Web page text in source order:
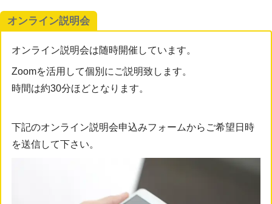
オンライン説明会
オンライン説明会は随時開催しています。
Zoomを活用して個別にご説明致します。
時間は約30分ほどとなります。
下記のオンライン説明会申込みフォームからご希望日時
を送信して下さい。